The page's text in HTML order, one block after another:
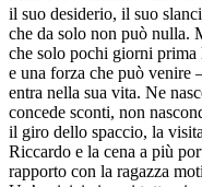
il suo desiderio, il suo
che da solo non può nulla.
che solo pochi giorni prima
e una forza che può venire
entra nella sua vita. Ne
concede sconti, non
il giro dello spaccio, la
Riccardo e la cena a più
rapporto con la ragazza